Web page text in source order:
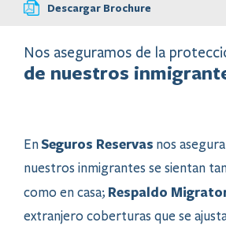
Descargar Brochure
Nos aseguramos de la
de nuestros
EnSeguros Reservas nos
nuestros inmigrantes se sientan
como en casa; Respaldo
extranjero coberturas que se